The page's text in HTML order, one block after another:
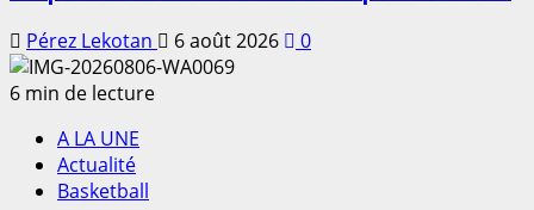
Pérez Lekotan 6 août 2026
0
6 min de lecture
A LA UNE
Actualité
Basketball